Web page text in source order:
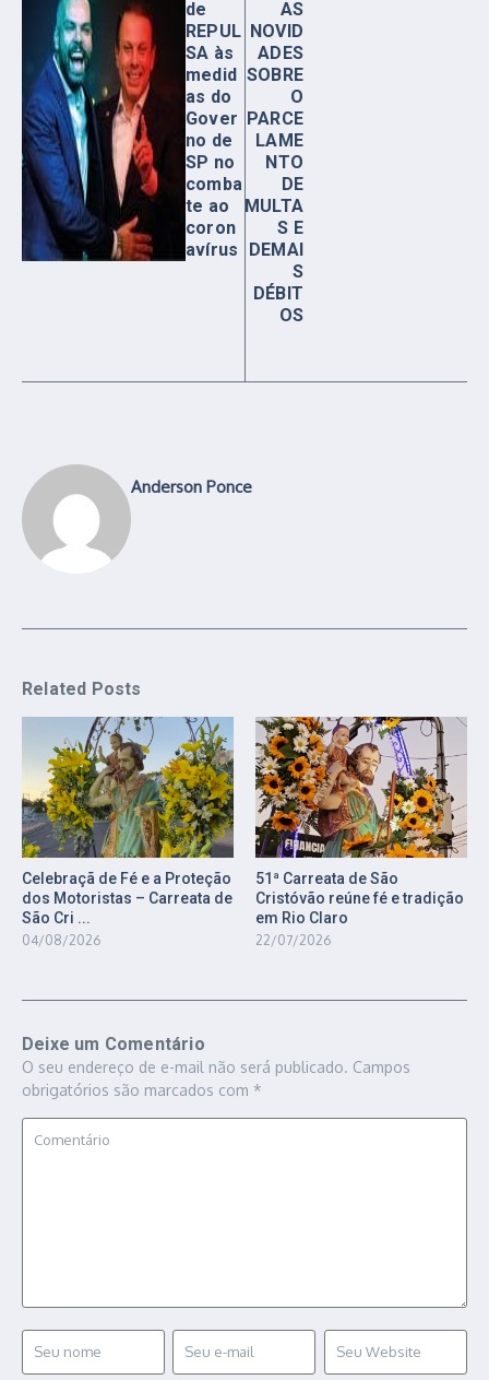
de
REPUL
SA às
medid
as do
Gover
no de
SP no
comba
te ao
coron
avírus
AS
NOVID
ADES
SOBRE
O
PARCE
LAME
NTO
DE
MULTA
S E
DEMAI
S
DÉBIT
OS
Anderson Ponce
Related Posts
Celebraçã de Fé e a Proteção
dos Motoristas – Carreata de
São Cri ...
04/08/2026
51ª Carreata de São
Cristóvão reúne fé e tradição
em Rio Claro
22/07/2026
Deixe um Comentário
O seu endereço de e-mail não será publicado. Campos
obrigatórios são marcados com *